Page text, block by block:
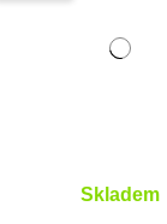
Skladem